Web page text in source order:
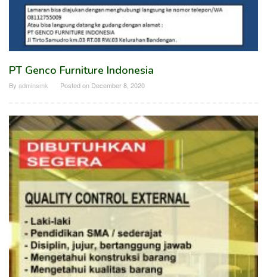
PT Genco Furniture Indonesia
By adminsmk Posted on December 8, 2020